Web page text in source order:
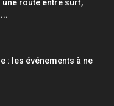
une route entre surf,
: les événements à ne